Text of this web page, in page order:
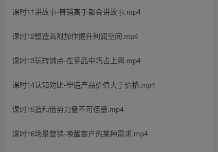
课时11讲故事-普销高手都会讲故事.mp4
课时12塑造高附加作提升利润空间.mp4
课时13玩转铺点-在竞品中巧占上网.mp4
课时14认知对比-塑造产品价值大于价格.mp4
课时15造和借势力量不可佰量.mp4
课时16场景营销-唤醒客户的某种需求.mp4